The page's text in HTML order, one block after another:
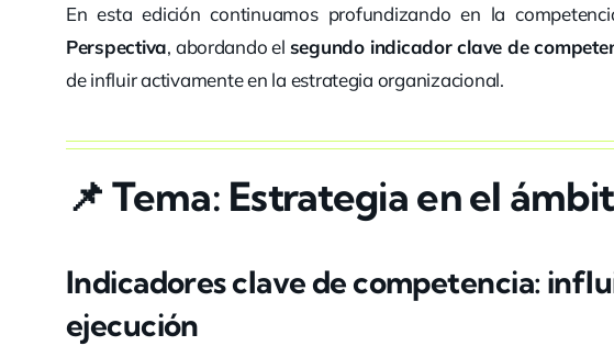
En esta edición continuamos profundizando en la
Perspectiva, abordando el segundo indicador clave de
de influir activamente en la estrategia organizacional.
📌 Tema: Estrategia en el
Indicadores clave de competencia:
ejecución